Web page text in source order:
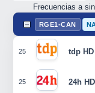
Frecuencias a
RGE1-CAN
25 tdp HD
25 24h HD